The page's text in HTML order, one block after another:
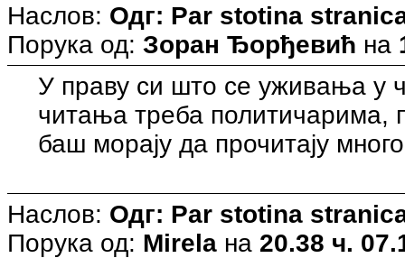
Наслов: Одг: Par stotina
Порука од: Зоран Ђорђевић на
У праву си што се уживања у
читања треба политичарима,
баш морају да прочитају
Наслов: Одг: Par stotina
Порука од: Mirela на 20.38 ч.